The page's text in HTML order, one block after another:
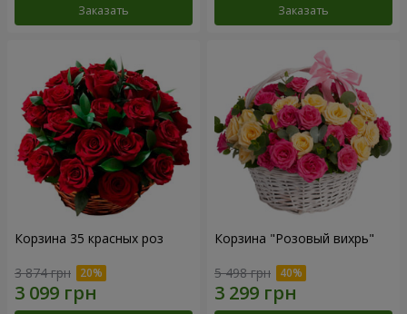
Заказать Заказать
Корзина 35 красных роз
3 874 грн
Корзина "Розовый вихрь"
5 498 грн